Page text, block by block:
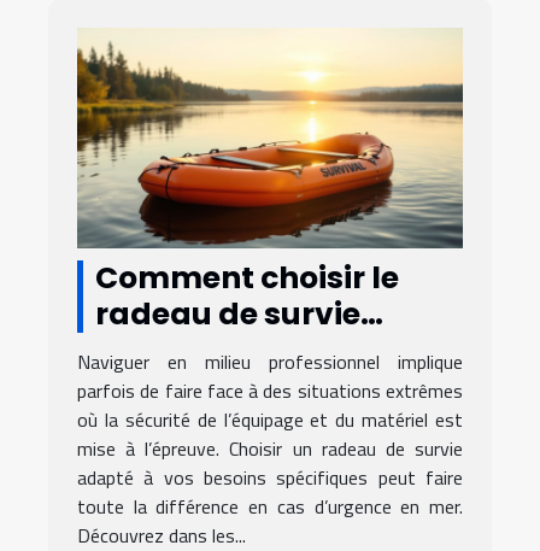
Comment choisir le
radeau de survie
adapté à vos besoins
professionnels ?
Naviguer en milieu professionnel implique
parfois de faire face à des situations extrêmes
où la sécurité de l’équipage et du matériel est
mise à l’épreuve. Choisir un radeau de survie
adapté à vos besoins spécifiques peut faire
toute la différence en cas d’urgence en mer.
Découvrez dans les...